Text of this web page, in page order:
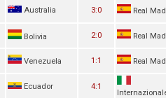
Australia 3:0 Real
Bolivia 2:0 Real
Venezuela 1:1 Real
Ecuador 4:1